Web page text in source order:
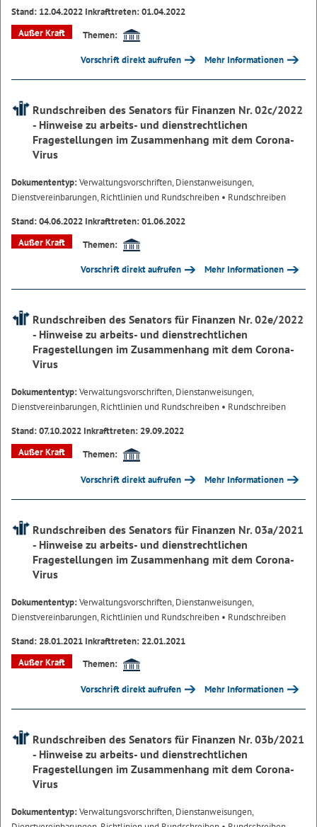
Stand: 12.04.2022 Inkrafttreten: 01.04.2022
Außer Kraft
Themen:
Vorschrift direkt aufrufen Mehr Informationen
Rundschreiben des Senators für Finanzen Nr. 02c/2022
- Hinweise zu arbeits- und dienstrechtlichen
Fragestellungen im Zusammenhang mit dem Corona-
Virus
Dokumententyp:Verwaltungsvorschriften, Dienstanweisungen,
Dienstvereinbarungen, Richtlinien und Rundschreiben • Rundschreiben
Stand: 04.06.2022 Inkrafttreten: 01.06.2022
Außer Kraft
Themen:
Vorschrift direkt aufrufen Mehr Informationen
Rundschreiben des Senators für Finanzen Nr. 02e/2022
- Hinweise zu arbeits- und dienstrechtlichen
Fragestellungen im Zusammenhang mit dem Corona-
Virus
Dokumententyp:Verwaltungsvorschriften, Dienstanweisungen,
Dienstvereinbarungen, Richtlinien und Rundschreiben • Rundschreiben
Stand: 07.10.2022 Inkrafttreten: 29.09.2022
Außer Kraft
Themen:
Vorschrift direkt aufrufen Mehr Informationen
Rundschreiben des Senators für Finanzen Nr. 03a/2021
- Hinweise zu arbeits- und dienstrechtlichen
Fragestellungen im Zusammenhang mit dem Corona-
Virus
Dokumententyp:Verwaltungsvorschriften, Dienstanweisungen,
Dienstvereinbarungen, Richtlinien und Rundschreiben • Rundschreiben
Stand: 28.01.2021 Inkrafttreten: 22.01.2021
Außer Kraft
Themen:
Vorschrift direkt aufrufen Mehr Informationen
Rundschreiben des Senators für Finanzen Nr. 03b/2021
- Hinweise zu arbeits- und dienstrechtlichen
Fragestellungen im Zusammenhang mit dem Corona-
Virus
Dokumententyp:Verwaltungsvorschriften, Dienstanweisungen,